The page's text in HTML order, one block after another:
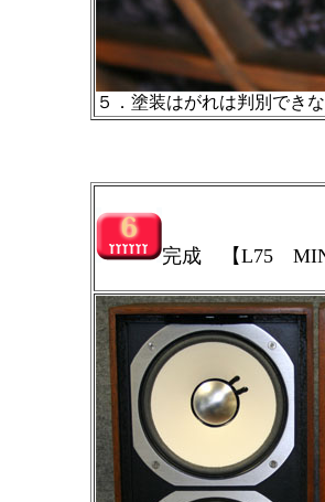
５．塗装はがれは判別でき
完成 【L75